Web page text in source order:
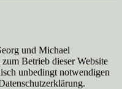
und Michael
Betrieb dieser Website
unbedingt notwendigen